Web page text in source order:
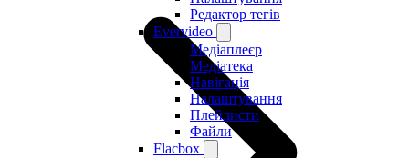
Редактор тегів
Evervideo
Медіаплеєр
Медіатека
Навігація
Налаштування
Плейлисти
Файли
Flacbox